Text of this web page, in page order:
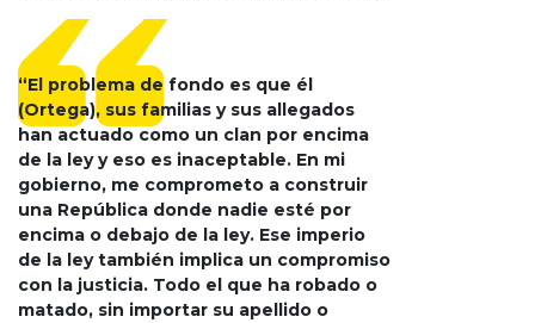
“El problema de fondo es que él
(Ortega), sus familias y sus allegados
han actuado como un clan por encima
de la ley y eso es inaceptable. En mi
gobierno, me comprometo a construir
una República donde nadie esté por
encima o debajo de la ley. Ese imperio
de la ley también implica un compromiso
con la justicia. Todo el que ha robado o
matado, sin importar su apellido o